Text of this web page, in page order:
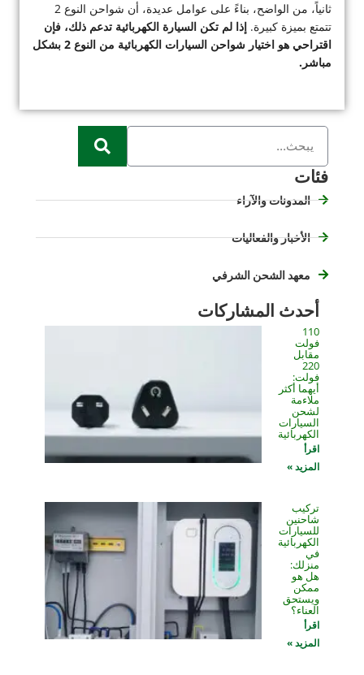
ثانياً، من الواضح، بناءً على عوامل عديدة، أن شواحن النوع 2
تتمتع بميزة كبيرة. إذا لم تكن السيارة الكهربائية تدعم ذلك، فإن
اقتراحي هو اختيار شواحن السيارات الكهربائية من النوع 2 بشكل
مباشر.
فئات
المدونات والآراء
الأخبار والفعاليات
معهد الشحن الشرفي
أحدث المشاركات
110
فولت
مقابل
220
فولت:
أيهما أكثر
ملاءمة
لشحن
السيارات
الكهربائية
اقرأ
المزيد »
تركيب
شاحنين
للسيارات
الكهربائية
في
منزلك:
هل هو
ممكن
ويستحق
العناء؟
اقرأ
المزيد »